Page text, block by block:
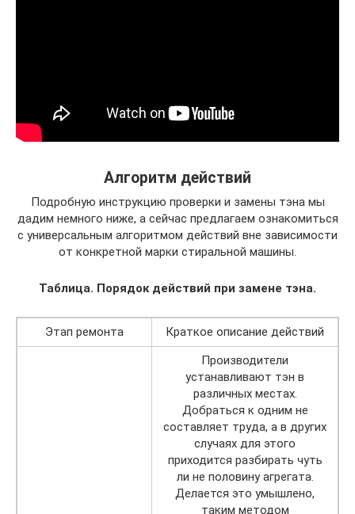
Алгоритм действий
Подробную инструкцию проверки и замены тэна мы
дадим немного ниже, а сейчас предлагаем ознакомиться
с универсальным алгоритмом действий вне зависимости
от конкретной марки стиральной машины.
Таблица. Порядок действий при замене тэна.
Этап ремонта
Краткое описание действий
Производители
устанавливают тэн в
различных местах.
Добраться к одним не
составляет труда, а в других
случаях для этого
приходится разбирать чуть
ли не половину агрегата.
Делается это умышлено,
таким методом